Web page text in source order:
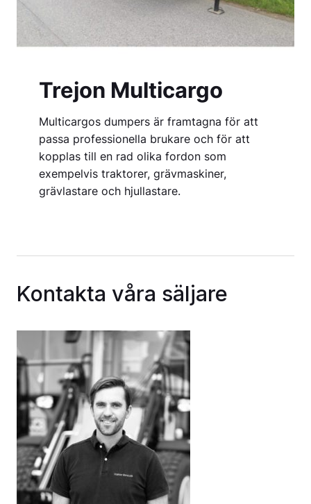
Trejon Multicargo
Multicargos dumpers är framtagna för att
passa professionella brukare och för att
kopplas till en rad olika fordon som
exempelvis traktorer, grävmaskiner,
grävlastare och hjullastare.
Kontakta våra säljare